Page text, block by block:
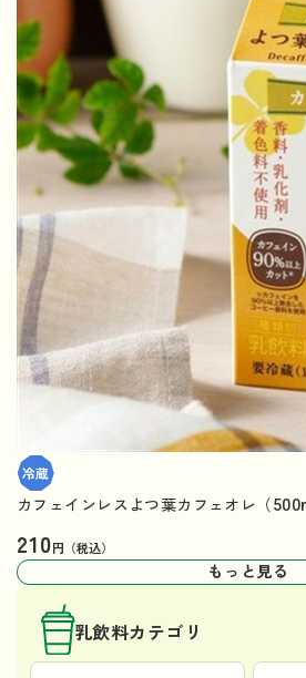
カフェインレスよつ葉カフェオレ（
210円（税込）
もっと見る
乳飲料カテゴリ